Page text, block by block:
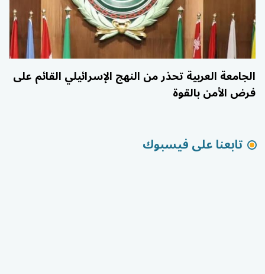
الجامعة العربية تحذر من النهج الإسرائيلي القائم على
فرض الأمن بالقوة
تابعنا على فيسبوك